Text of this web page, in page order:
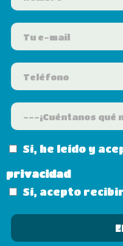
Sí, he leído y
privacidad
Sí, acepto